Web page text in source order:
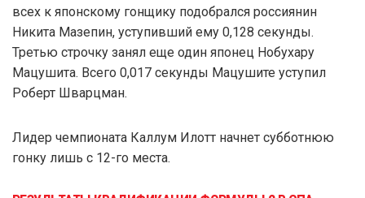
всех к японскому гонщику подобрался россиянин
Никита Мазепин, уступивший ему 0,128 секунды.
Третью строчку занял еще один японец Нобухару
Мацушита. Всего 0,017 секунды Мацушите уступил
Роберт Шварцман.
Лидер чемпионата Каллум Илотт начнет субботнюю
гонку лишь с 12-го места.